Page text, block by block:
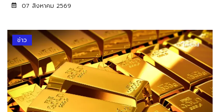
07 สิงหาคม 2569
ข่าว